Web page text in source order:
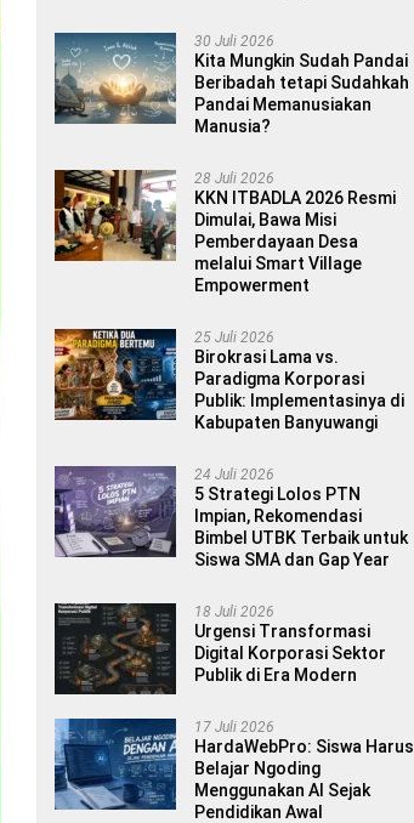
30 Juli 2026
Kita Mungkin Sudah Pandai
Beribadah tetapi Sudahkah
Pandai Memanusiakan
Manusia?
28 Juli 2026
KKN ITBADLA 2026 Resmi
Dimulai, Bawa Misi
Pemberdayaan Desa
melalui Smart Village
Empowerment
25 Juli 2026
Birokrasi Lama vs.
Paradigma Korporasi
Publik: Implementasinya di
Kabupaten Banyuwangi
24 Juli 2026
5 Strategi Lolos PTN
Impian, Rekomendasi
Bimbel UTBK Terbaik untuk
Siswa SMA dan Gap Year
18 Juli 2026
Urgensi Transformasi
Digital Korporasi Sektor
Publik di Era Modern
17 Juli 2026
HardaWebPro: Siswa Harus
Belajar Ngoding
Menggunakan AI Sejak
Pendidikan Awal